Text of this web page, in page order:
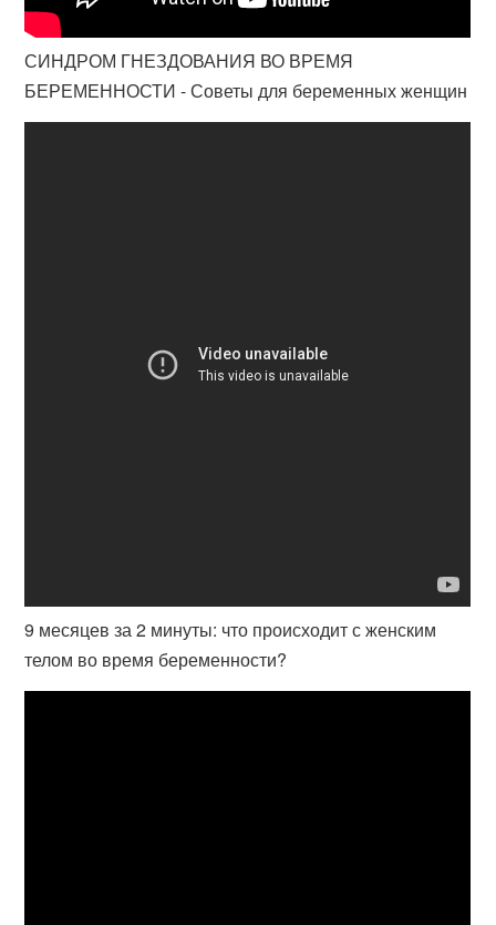
СИНДРОМ ГНЕЗДОВАНИЯ ВО ВРЕМЯ
БЕРЕМЕННОСТИ - Советы для беременных женщин
9 месяцев за 2 минуты: что происходит с женским
телом во время беременности?